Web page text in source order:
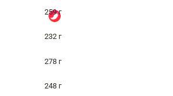
259 г
232 г
278 г
248 г